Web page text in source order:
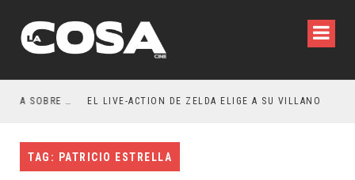
RESEÑA LA INVITACIÓN: OLIVIA WILDE REFLEXIONA SOBRE LA VIDA CONYUGAL EL LIVE-ACTION DE ZELDA ELIGE A SU VILLANO
TAG: PATRICIO ESTRELLA